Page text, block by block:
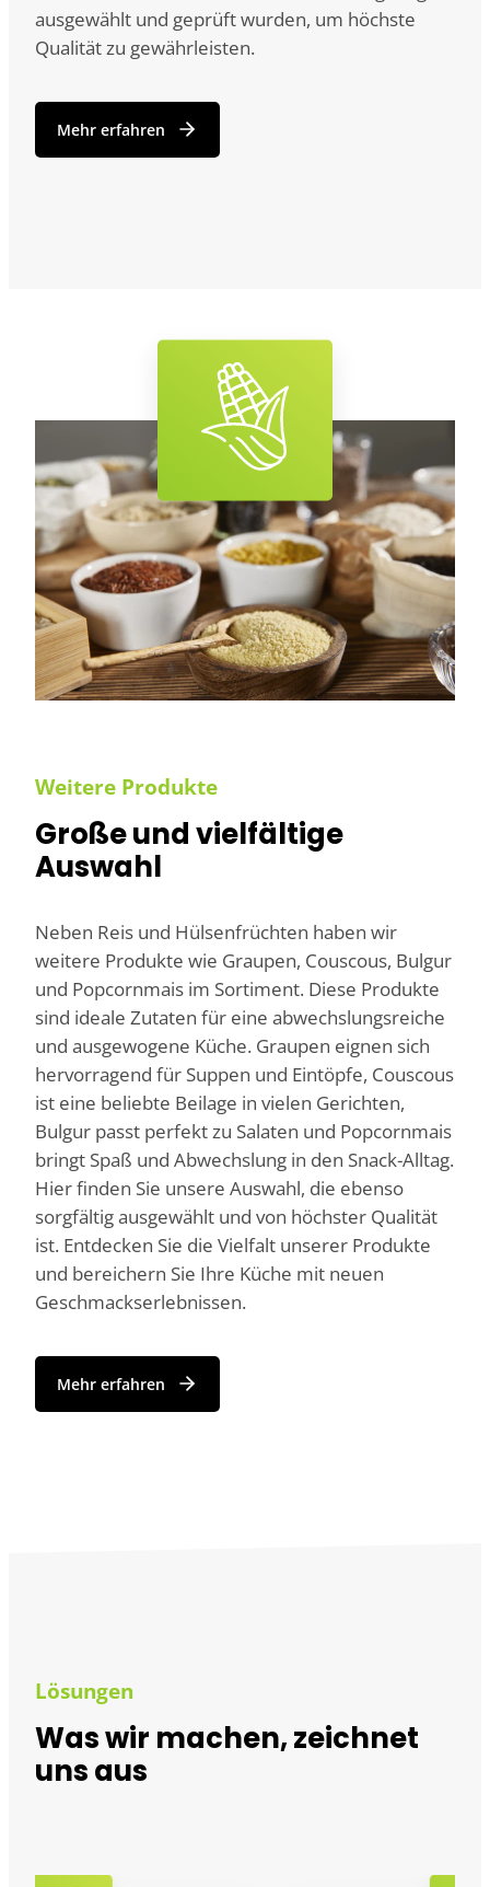
ausgewählt und geprüft wurden, um höchste
Qualität zu gewährleisten.
Mehr erfahren
Weitere Produkte
Große und vielfältige
Auswahl
Neben Reis und Hülsenfrüchten haben wir
weitere Produkte wie Graupen, Couscous, Bulgur
und Popcornmais im Sortiment. Diese Produkte
sind ideale Zutaten für eine abwechslungsreiche
und ausgewogene Küche. Graupen eignen sich
hervorragend für Suppen und Eintöpfe, Couscous
ist eine beliebte Beilage in vielen Gerichten,
Bulgur passt perfekt zu Salaten und Popcornmais
bringt Spaß und Abwechslung in den Snack-Alltag.
Hier finden Sie unsere Auswahl, die ebenso
sorgfältig ausgewählt und von höchster Qualität
ist. Entdecken Sie die Vielfalt unserer Produkte
und bereichern Sie Ihre Küche mit neuen
Geschmackserlebnissen.
Mehr erfahren
Lösungen
Was wir machen, zeichnet
uns aus